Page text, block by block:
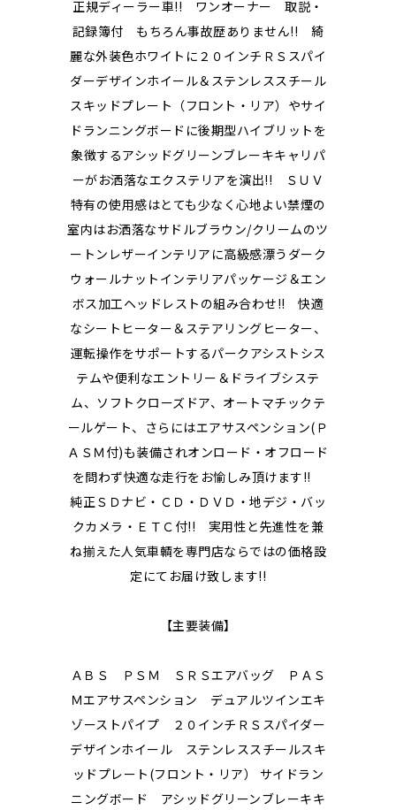
正規ディーラー車!! ワンオーナー 取説・
記録簿付 もちろん事故歴ありません!! 綺
麗な外装色ホワイトに２０インチＲＳスパイ
ダーデザインホイール＆ステンレススチール
スキッドプレート（フロント・リア）やサイ
ドランニングボードに後期型ハイブリットを
象徴するアシッドグリーンブレーキキャリパ
ーがお洒落なエクステリアを演出!! ＳＵＶ
特有の使用感はとても少なく心地よい禁煙の
室内はお洒落なサドルブラウン/クリームのツ
ートンレザーインテリアに高級感漂うダーク
ウォールナットインテリアパッケージ＆エン
ボス加工ヘッドレストの組み合わせ!! 快適
なシートヒーター＆ステアリングヒーター、
運転操作をサポートするパークアシストシス
テムや便利なエントリー＆ドライブシステ
ム、ソフトクローズドア、オートマチックテ
ールゲート、さらにはエアサスペンション(Ｐ
ＡＳＭ付)も装備されオンロード・オフロード
を問わず快適な走行をお愉しみ頂けます!!
純正ＳＤナビ・ＣＤ・ＤＶＤ・地デジ・バッ
クカメラ・ＥＴＣ付!! 実用性と先進性を兼
ね揃えた人気車輌を専門店ならではの価格設
定にてお届け致します!!
【主要装備】
ＡＢＳ ＰＳＭ ＳＲＳエアバッグ ＰＡＳ
Ｍエアサスペンション デュアルツインエキ
ゾーストパイプ ２０インチＲＳスパイダー
デザインホイール ステンレススチールスキ
ッドプレート(フロント・リア） サイドラン
ニングボード アシッドグリーンブレーキキ